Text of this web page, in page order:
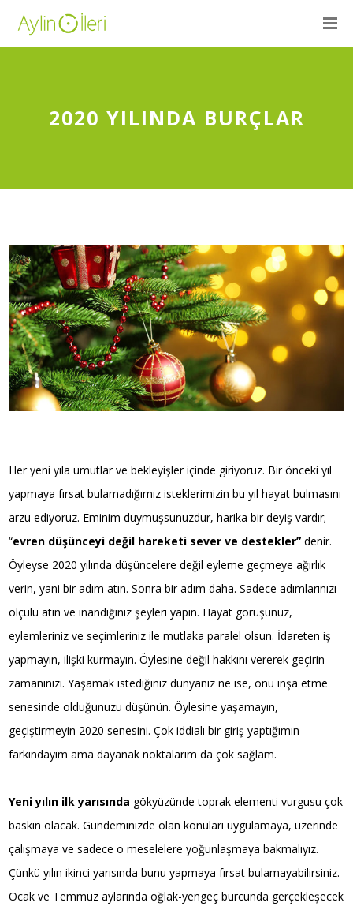
2020 YILINDA BURÇLAR
Her yeni yıla umutlar ve bekleyişler içinde giriyoruz. Bir önceki yıl
yapmaya fırsat bulamadığımız isteklerimizin bu yıl hayat bulmasını
arzu ediyoruz. Eminim duymuşsunuzdur, harika bir deyiş vardır;
“evren düşünceyi değil hareketi sever ve destekler”denir.
Öyleyse 2020 yılında düşüncelere değil eyleme geçmeye ağırlık
verin, yani bir adım atın. Sonra bir adım daha. Sadece adımlarınızı
ölçülü atın ve inandığınız şeyleri yapın. Hayat görüşünüz,
eylemleriniz ve seçimleriniz ile mutlaka paralel olsun. İdareten iş
yapmayın, ilişki kurmayın. Öylesine değil hakkını vererek geçirin
zamanınızı. Yaşamak istediğiniz dünyanız ne ise, onu inşa etme
senesinde olduğunuzu düşünün. Öylesine yaşamayın,
geçiştirmeyin 2020 senesini. Çok iddialı bir giriş yaptığımın
farkındayım ama dayanak noktalarım da çok sağlam.
Yeni yılın ilk yarısında gökyüzünde toprak elementi vurgusu çok
baskın olacak. Gündeminizde olan konuları uygulamaya, üzerinde
çalışmaya ve sadece o meselelere yoğunlaşmaya bakmalıyız.
Çünkü yılın ikinci yarısında bunu yapmaya fırsat bulamayabilirsiniz.
Ocak ve Temmuz aylarında oğlak-yengeç burcunda gerçekleşecek